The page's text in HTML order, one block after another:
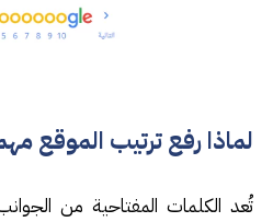
لماذا رفع ترتيب الموقع
تُعد الكلمات المفتاحية من